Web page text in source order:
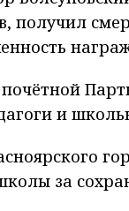
получил
и
за